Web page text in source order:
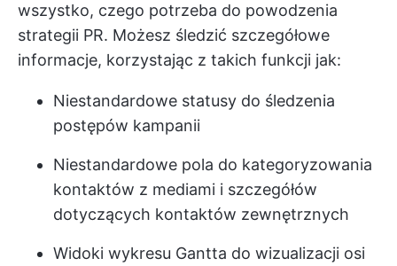
wszystko, czego potrzeba do powodzenia
strategii PR. Możesz śledzić szczegółowe
informacje, korzystając z takich funkcji jak:
Niestandardowe statusy do śledzenia
postępów kampanii
Niestandardowe pola do kategoryzowania
kontaktów z mediami i szczegółów
dotyczących kontaktów zewnętrznych
Widoki wykresu Gantta do wizualizacji osi